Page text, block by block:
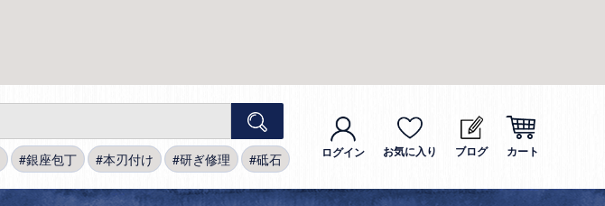
銀座包丁 本刃付け 研ぎ修理 砥石 ログイン お気に入り ブログ カート